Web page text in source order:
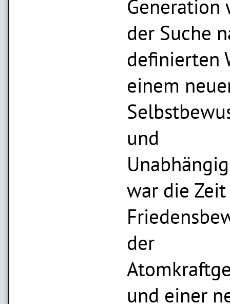
Generation
der Suche
definierten
einem
und
war die
der
und einer